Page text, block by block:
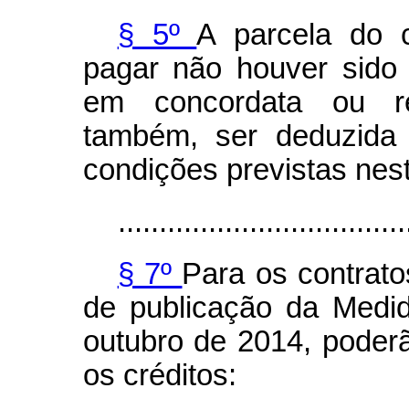
§ 5ºA parcela do
pagar não houver
em concordata ou
também, ser
condições previstas
§ 7º Para os
de publicação da
outubro de 2014,
os créditos: